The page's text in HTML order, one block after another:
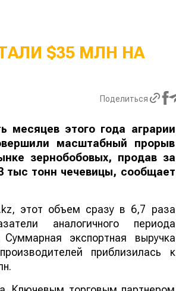
$35 МЛН НА
Поделиться
месяцев этого года аграрии
масштабный прорыв
зернобобовых, продав за
тыс тонн чечевицы, сообщает
этот объем сразу в 6,7 раза
аналогичного периода
экспортная выручка
приблизилась к